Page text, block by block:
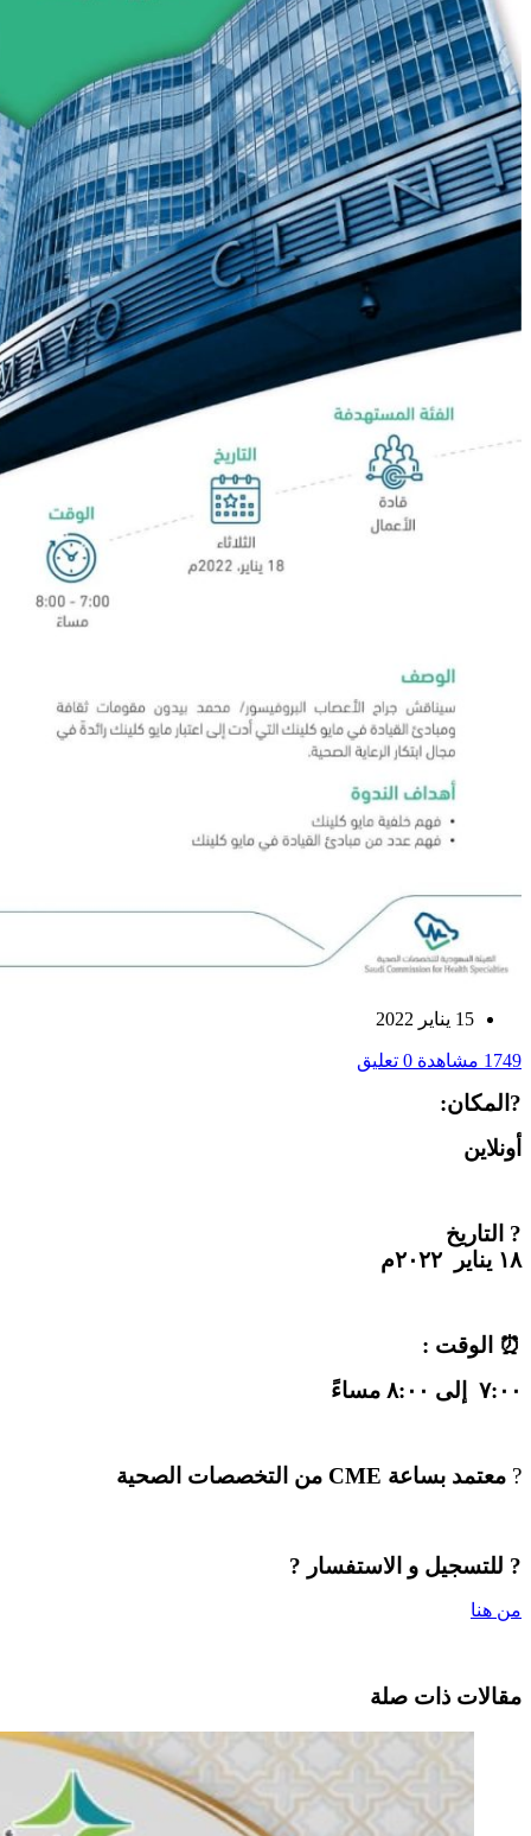
15 يناير 2022
1749 مشاهدة 0 تعليق
?المكان:
أونلاين
? التاريخ
١٨ يناير ٢٠٢٢م
⏰ الوقت :
٧:٠٠ إلى ٨:٠٠ مساءً
? معتمد بساعة CME من التخصصات الصحية
? للتسجيل و الاستفسار ?
من هنا
مقالات ذات صلة